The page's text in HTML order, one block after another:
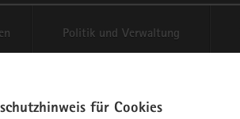
Politik und Verwaltung
für Cookies